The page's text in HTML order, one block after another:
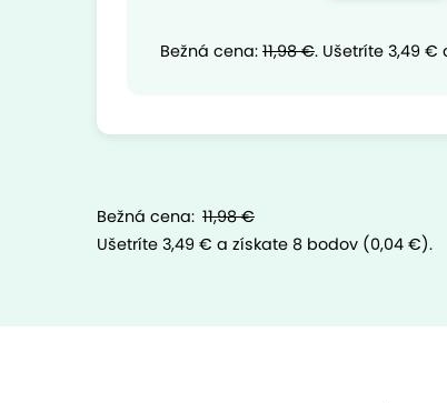
Bežná cena: 11,98 €. Ušetríte 3,49 €
Bežná cena: 11,98 €
Ušetríte 3,49 € a získate 8 bodov (0,04 €).